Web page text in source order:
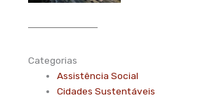
Categorias
Assistência Social
Cidades Sustentáveis